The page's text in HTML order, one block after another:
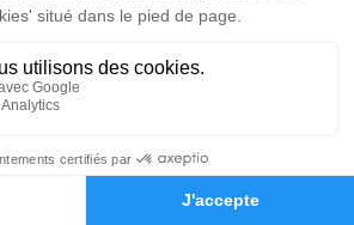
Hommages
Je rends hommage
d'Orange
Verts